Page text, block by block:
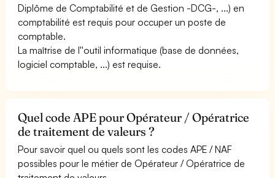
Diplôme de Comptabilité et de Gestion -DCG-, ...) en
comptabilité est requis pour occuper un poste de
comptable.
La maîtrise de l''outil informatique (base de données,
logiciel comptable, ...) est requise.
Quel code APE pour Opérateur / Opératrice
de traitement de valeurs ?
Pour savoir quel ou quels sont les codes APE / NAF
possibles pour le métier de Opérateur / Opératrice de